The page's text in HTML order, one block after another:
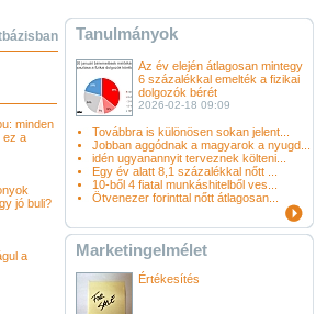
Tanulmányok
minden
ez a
jó buli?
a
Az év elején átlagosan mintegy
6 százalékkal emelték a fizikai
dolgozók bérét
2026-02-18 09:09
Továbbra is különösen sokan jelent...
Jobban aggódnak a magyarok a nyugd...
idén ugyanannyit terveznek költeni...
Egy év alatt 8,1 százalékkal nőtt ...
10-ből 4 fiatal munkáshitelből ves...
Ötvenezer forinttal nőtt átlagosan...
Marketingelmélet
Értékesítés